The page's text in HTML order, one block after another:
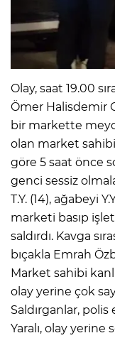
Olay, saat 19.00
Ömer Halisdemir
bir markette
olan market
göre 5 saat önce
genci sessiz
T.Y. (14), ağabeyi
marketi basıp
saldırdı. Kavga
bıçakla Emrah
Market sahibi
olay yerine çok
Saldırganlar, polis
Yaralı, olay